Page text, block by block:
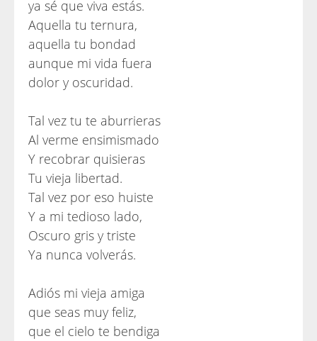
ya sé que viva estás.
Aquella tu ternura,
aquella tu bondad
aunque mi vida fuera
dolor y oscuridad.
Tal vez tu te aburrieras
Al verme ensimismado
Y recobrar quisieras
Tu vieja libertad.
Tal vez por eso huiste
Y a mi tedioso lado,
Oscuro gris y triste
Ya nunca volverás.
Adiós mi vieja amiga
que seas muy feliz,
que el cielo te bendiga